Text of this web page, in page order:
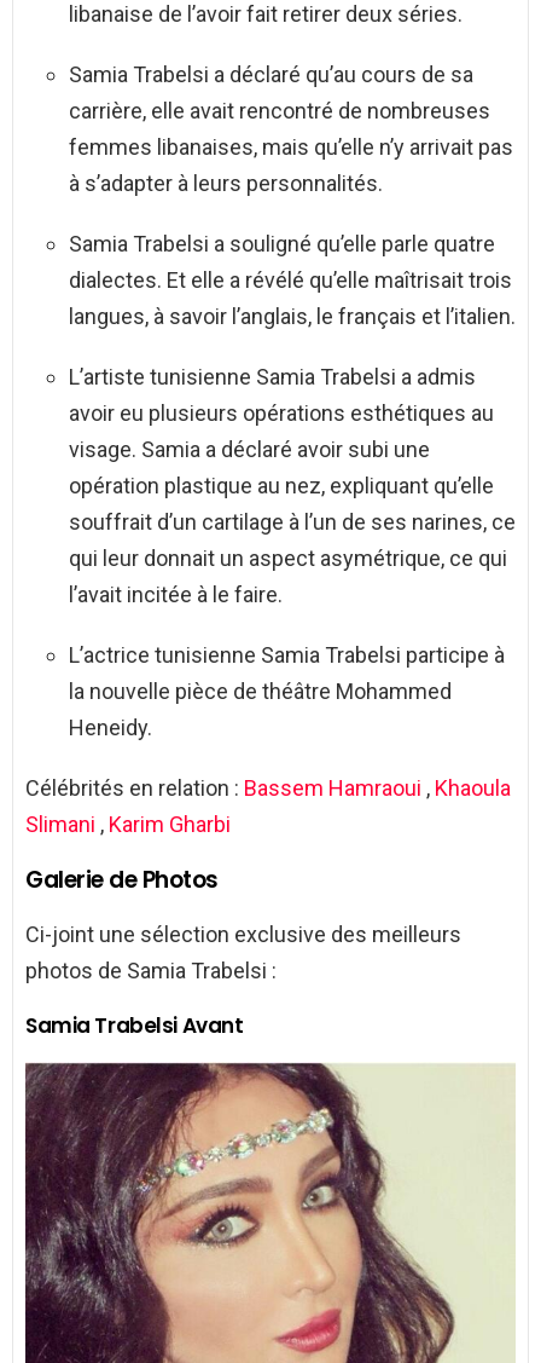
libanaise de l’avoir fait retirer deux séries.
Samia Trabelsi a déclaré qu’au cours de sa
carrière, elle avait rencontré de nombreuses
femmes libanaises, mais qu’elle n’y arrivait pas
à s’adapter à leurs personnalités.
Samia Trabelsi a souligné qu’elle parle quatre
dialectes. Et elle a révélé qu’elle maîtrisait trois
langues, à savoir l’anglais, le français et l’italien.
L’artiste tunisienne Samia Trabelsi a admis
avoir eu plusieurs opérations esthétiques au
visage. Samia a déclaré avoir subi une
opération plastique au nez, expliquant qu’elle
souffrait d’un cartilage à l’un de ses narines, ce
qui leur donnait un aspect asymétrique, ce qui
l’avait incitée à le faire.
L’actrice tunisienne Samia Trabelsi participe à
la nouvelle pièce de théâtre Mohammed
Heneidy.
Célébrités en relation : Bassem Hamraoui , Khaoula
Slimani , Karim Gharbi
Galerie de Photos
Ci-joint une sélection exclusive des meilleurs
photos de Samia Trabelsi :
Samia Trabelsi Avant